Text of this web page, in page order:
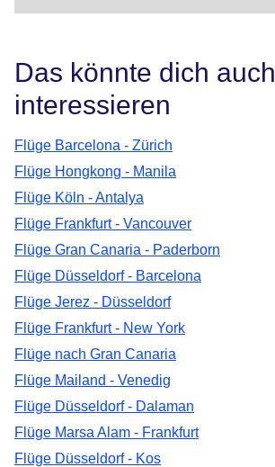
Das könnte dich auch
interessieren
Flüge Barcelona - Zürich
Flüge Hongkong - Manila
Flüge Köln - Antalya
Flüge Frankfurt - Vancouver
Flüge Gran Canaria - Paderborn
Flüge Düsseldorf - Barcelona
Flüge Jerez - Düsseldorf
Flüge Frankfurt - New York
Flüge nach Gran Canaria
Flüge Mailand - Venedig
Flüge Düsseldorf - Dalaman
Flüge Marsa Alam - Frankfurt
Flüge Düsseldorf - Kos